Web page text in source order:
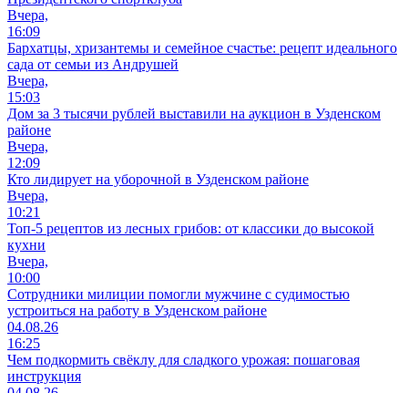
Вчера,
16:09
Бархатцы, хризантемы и семейное счастье: рецепт идеального
сада от семьи из Андрушей
Вчера,
15:03
Дом за 3 тысячи рублей выставили на аукцион в Узденском
районе
Вчера,
12:09
Кто лидирует на уборочной в Узденском районе
Вчера,
10:21
Топ-5 рецептов из лесных грибов: от классики до высокой
кухни
Вчера,
10:00
Сотрудники милиции помогли мужчине с судимостью
устроиться на работу в Узденском районе
04.08.26
16:25
Чем подкормить свёклу для сладкого урожая: пошаговая
инструкция